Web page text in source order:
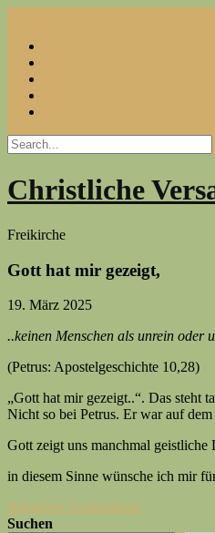
content
Christliche
Freikirche
Gott hat mir gezeigt,
19. März 2025
..keinen Menschen als unrein oder
(Petrus: Apostelgeschichte 10,28)
„Gott hat mir gezeigt..“. Das steht
Nicht so bei Petrus. Er war auf
Gott zeigt uns manchmal
in diesem Sinne wünsche ich mir
Beitragsnavigation
Religiöser Gottesdienst
Suchen